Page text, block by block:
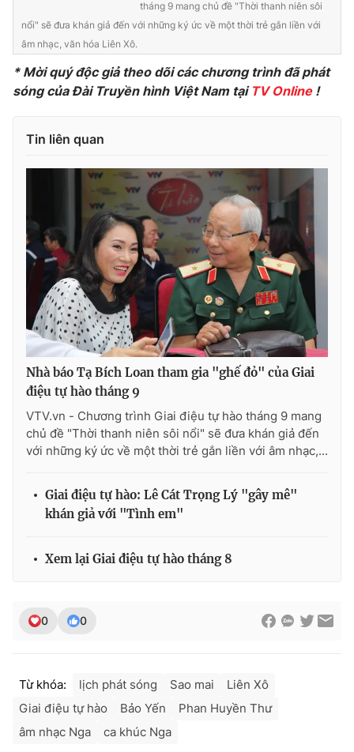
Ðiện thoại Thời báo VTV:024.66 897 897
Email:toasoan@vtv.vn
Liên hệ quảng cáo:024-7300.7108
® Cấm sao chép dưới mọi hình thức nếu không có sự chấp
thuận bằng văn bản. Ghi rõ nguồn VTV.vn khi phát hành lại
thông tin từ website này.
tháng 9 mang chủ đề "Thời thanh niên sôi
nổi" sẽ đưa khán giả đến với những ký ức về một thời trẻ gắn liền với
âm nhạc, văn hóa Liên Xô.
* Mời quý độc giả theo dõi các chương trình đã phát
sóng của Đài Truyền hình Việt Nam tại TV Online!
Tin liên quan
Nhà báo Tạ Bích Loan tham gia "ghế đỏ" của Giai
điệu tự hào tháng 9
VTV.vn - Chương trình Giai điệu tự hào tháng 9 mang
chủ đề "Thời thanh niên sôi nổi" sẽ đưa khán giả đến
với những ký ức về một thời trẻ gắn liền với âm nhạc,...
Giai điệu tự hào: Lê Cát Trọng Lý "gây mê"
khán giả với "Tình em"
Xem lại Giai điệu tự hào tháng 8
0 0
Từ khóa: lịch phát sóng Sao mai
Liên Xô
Giai điệu tự hào
Bảo Yến
Phan Huyền Thư
âm nhạc Nga
ca khúc Nga